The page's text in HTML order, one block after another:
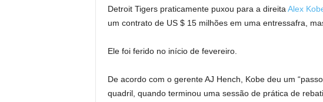
Detroit Tigers praticamente puxou para a direita Alex
um contrato de US $ 15 milhões em uma entressafra,
Ele foi ferido no início de fevereiro.
De acordo com o gerente AJ Hench, Kobe deu um
quadril, quando terminou uma sessão de prática de